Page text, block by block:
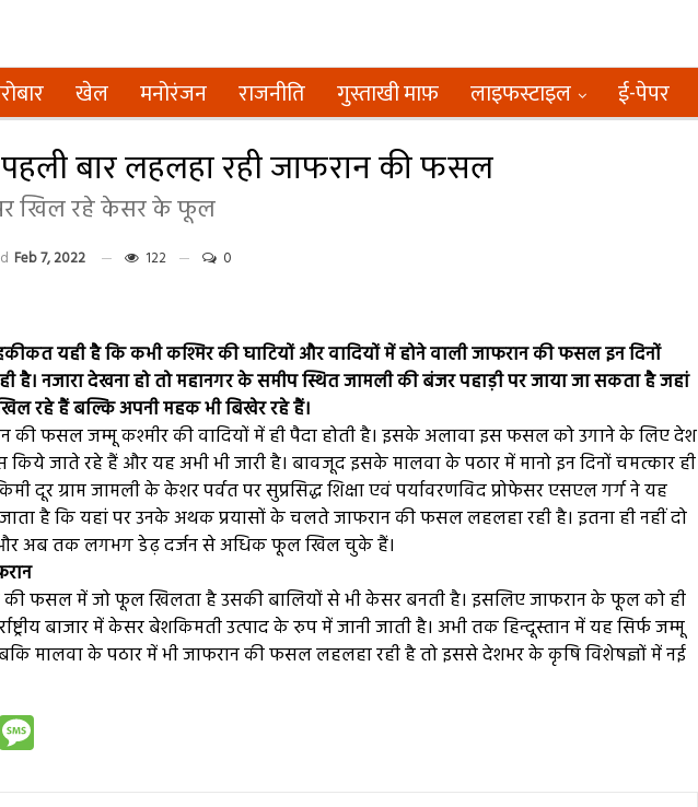
खेल मनोरंजन राजनीति गुस्ताखी माफ़ लाइफस्टाइल ई-पेपर
बार लहलहा रही जाफरान की फसल
खिल रहे केसर के फूल
Feb 7, 2022 122 0
यही है कि कभी कश्मिर की घाटियों और वादियों में होने वाली जाफरान की फसल इन दिनों
है। नजारा देखना हो तो महानगर के समीप स्थित जामली की बंजर पहाड़ी पर जाया जा सकता है जहां
रहे हैं बल्कि अपनी महक भी बिखेर रहे हैं।
की फसल जम्मू कश्मीर की वादियों में ही पैदा होती है। इसके अलावा इस फसल को उगाने के लिए देश
किये जाते रहे हैं और यह अभी भी जारी है। बावजूद इसके मालवा के पठार में मानो इन दिनों चमत्कार ही
दूर ग्राम जामली के केशर पर्वत पर सुप्रसिद्ध शिक्षा एवं पर्यावरणविद प्रोफेसर एसएल गर्ग ने यह
है कि यहां पर उनके अथक प्रयासों के चलते जाफरान की फसल लहलहा रही है। इतना ही नहीं दो
अब तक लगभग डेढ़ दर्जन से अधिक फूल खिल चुके हैं।
की फसल में जो फूल खिलता है उसकी बालियों से भी केसर बनती है। इसलिए जाफरान के फूल को ही
बाजार में केसर बेशकिमती उत्पाद के रुप में जानी जाती है। अभी तक हिन्दूस्तान में यह सिर्फ जम्मू
मालवा के पठार में भी जाफरान की फसल लहलहा रही है तो इससे देशभर के कृषि विशेषज्ञों में नई
Gmail